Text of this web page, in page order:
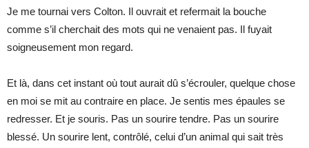
Je me tournai vers Colton. Il ouvrait et refermait la bouche
comme s’il cherchait des mots qui ne venaient pas. Il fuyait
soigneusement mon regard.
Et là, dans cet instant où tout aurait dû s’écrouler, quelque chose
en moi se mit au contraire en place. Je sentis mes épaules se
redresser. Et je souris. Pas un sourire tendre. Pas un sourire
blessé. Un sourire lent, contrôlé, celui d’un animal qui sait très